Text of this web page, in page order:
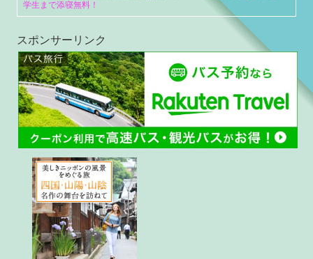
学生まで添寝無料！
スポンサーリンク